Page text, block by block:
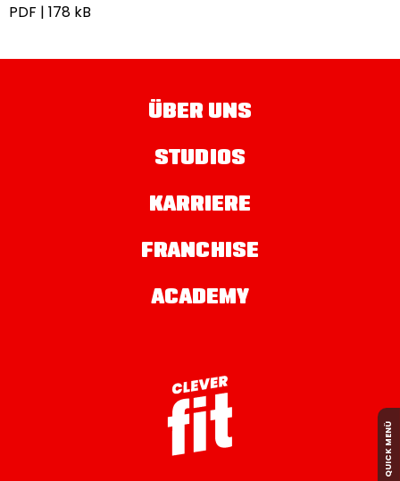
PDF | 178 kB
QUICK MENÜ
ÜBER UNS
STUDIOS
KARRIERE
FRANCHISE
ACADEMY